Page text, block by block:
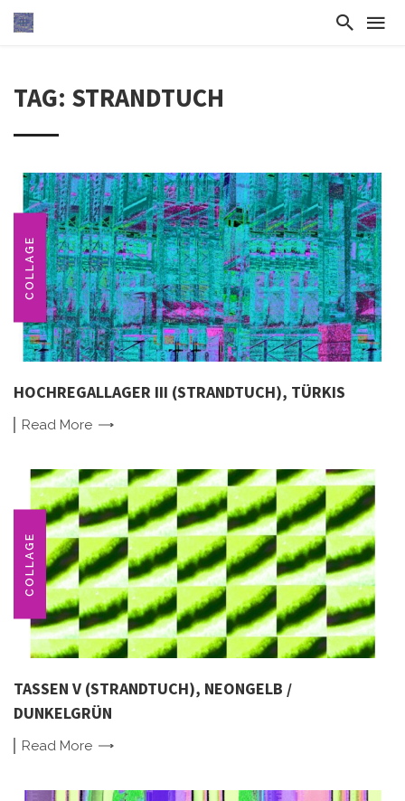
TAG: STRANDTUCH
COLLAGE
HOCHREGALLAGER III (STRANDTUCH), TÜRKIS
Read More
COLLAGE
TASSEN V (STRANDTUCH), NEONGELB /
DUNKELGRÜN
Read More